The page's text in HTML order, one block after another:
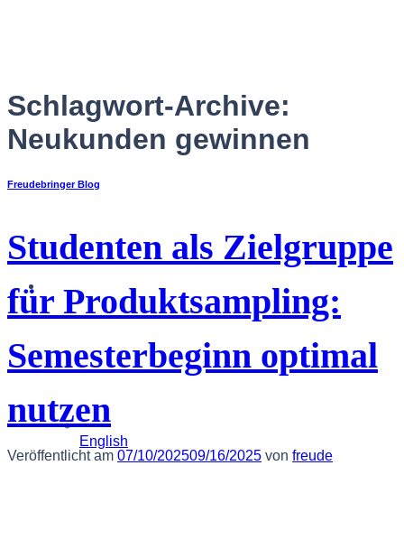
English
Schlagwort-Archive:
Neukunden gewinnen
Freudebringer Blog
Studenten als Zielgruppe
für Produktsampling:
Semesterbeginn optimal
nutzen
Veröffentlicht am 07/10/202509/16/2025 von freude